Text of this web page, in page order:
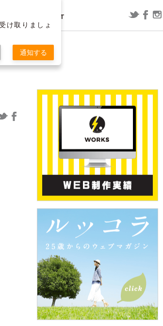
ConoHa WING用WordPressプラグ
インで「セッションの有効期限が切
CONTACT
け取りましょ
通知する